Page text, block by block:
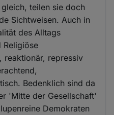
teilen sie doch
Sichtweisen. Auch in
des Alltags
Religiöse
reaktionär, repressiv
Bedenklich sind da
'Mitte der Gesellschaft'
Demokraten